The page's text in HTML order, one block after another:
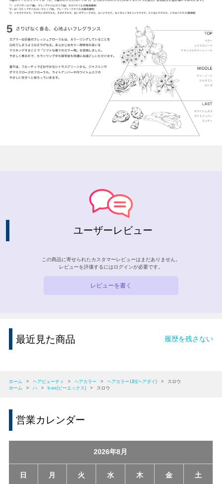
ユーザーレビュー
この商品に寄せられたカスタマーレビューはまだありません。
レビューを評価するには ログインが必要です。
レビューを書く
最近見た商品 履歴を残さない
ホーム > ヘアビューティ > ヘアカラー > ヘアカラー1剤(ヘアダイ) >
スロウ
ホーム
> ハ > b-ex(ビーエックス) > スロウ
営業カレンダー
2026年8月
日 月 火 水 木 金 土